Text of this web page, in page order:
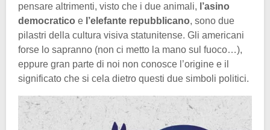
pensare altrimenti, visto che i due animali, l’asino
democratico e l’elefante repubblicano, sono due
pilastri della cultura visiva statunitense. Gli americani
forse lo sapranno (non ci metto la mano sul fuoco…),
eppure gran parte di noi non conosce l’origine e il
significato che si cela dietro questi due simboli politici.